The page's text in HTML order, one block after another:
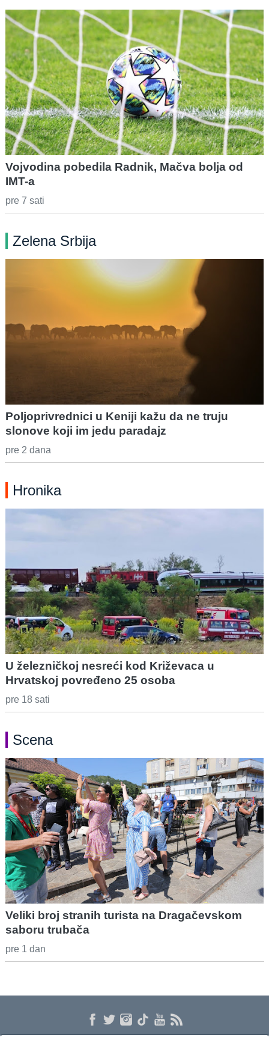
Vojvodina pobedila Radnik, Mačva bolja od
IMT-a
pre 7 sati
Zelena Srbija
Poljoprivrednici u Keniji kažu da ne truju
slonove koji im jedu paradajz
pre 2 dana
Hronika
U železničkoj nesreći kod Križevaca u
Hrvatskoj povređeno 25 osoba
pre 18 sati
Scena
Veliki broj stranih turista na Dragačevskom
saboru trubača
pre 1 dan